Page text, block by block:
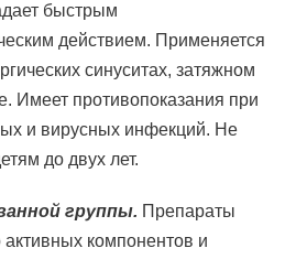
быстрым
действием. Применяется
синуситах, затяжном
Имеет противопоказания при
и вирусных инфекций. Не
до двух лет.
группы. Препараты
активных компонентов и